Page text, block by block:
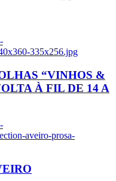
335x256.jpg
“VINHOS &
À FIL DE 14 A
aveiro-prosa-